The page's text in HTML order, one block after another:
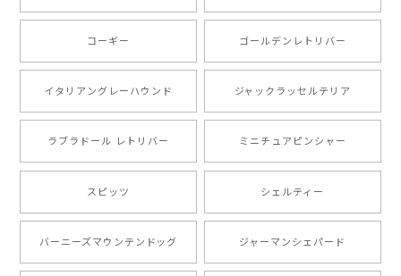
2024/10/28
注文受領連絡が無かったのでハラハラしましたが… 可
愛い商品が届きました！大満足です♪
【 自然に囲まれた ポメラニアン 】マグカップ 犬 ペット うちの子 犬グッズ ギフト プレゼント 母の日
とても可愛かったです。６月にももが（17歳）で亡くな
りまして、元気な時の顔がそっくりだったので、注文し
ました。ありがとうございました。
コーギー ゴールデンレトリバー
イタリアングレーハウンド ジャックラッセルテリア
ラブラドール レトリバー ミニチュアピンシャー
スピッツ シェルティー
バーニーズマウンテンドッグ ジャーマンシェパード